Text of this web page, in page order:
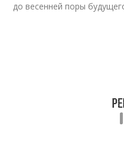
до весенней поры